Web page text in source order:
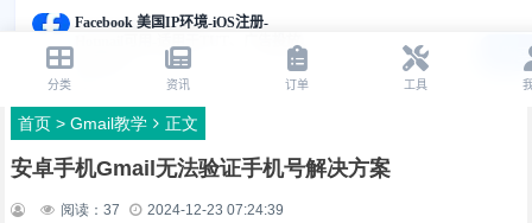
首页> Gmail教学 正文
安卓手机Gmail无法验证手机号解决方案
阅读： 37 2024-12-23 07:24:39